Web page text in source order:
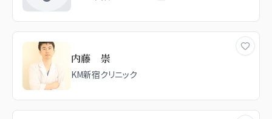
内藤 崇
KM新宿クリニック